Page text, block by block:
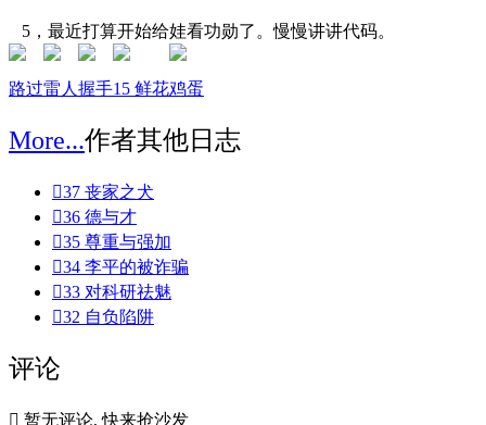
5，最近打算开始给娃看功勋了。慢慢讲讲代码。
路过雷人握手15 鲜花鸡蛋
More...作者其他日志
37 丧家之犬
36 德与才
35 尊重与强加
34 李平的被诈骗
33 对科研祛魅
32 自负陷阱
评论
 暂无评论, 快来抢沙发